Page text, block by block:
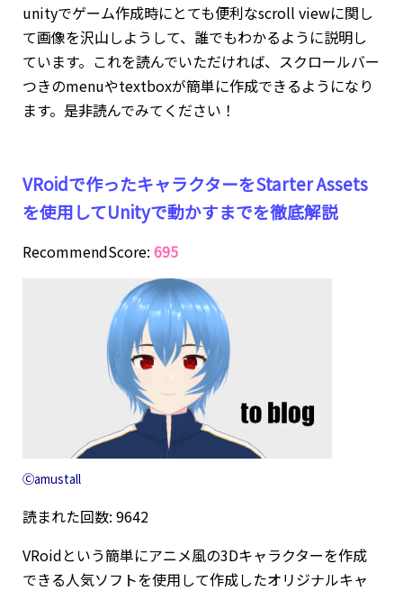
unityでゲーム作成時にとても便利なscroll viewに関し
て画像を沢山しようして、誰でもわかるように説明し
ています。これを読んでいただければ、スクロールバー
つきのmenuやtextboxが簡単に作成できるようになり
ます。是非読んでみてください！
VRoidで作ったキャラクターをStarter Assets
を使用してUnityで動かすまでを徹底解説
RecommendScore:695
Ⓒamustall
読まれた回数: 9642
VRoidという簡単にアニメ風の3Dキャラクターを作成
できる人気ソフトを使用して作成したオリジナルキャ